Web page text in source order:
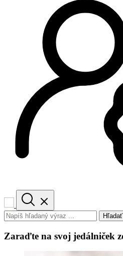
Hľadať
Zaraďte na svoj jedálniček